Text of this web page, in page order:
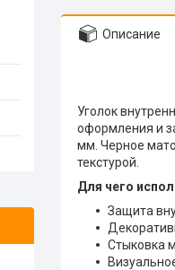
Описание
Уголок
оформления и
мм. Черное
текстурой.
Для чего
Защита
Стыковка